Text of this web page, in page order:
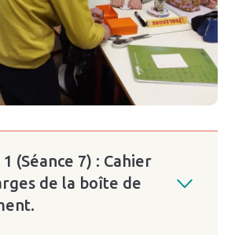
1 (Séance 7) : Cahier
de la boîte de